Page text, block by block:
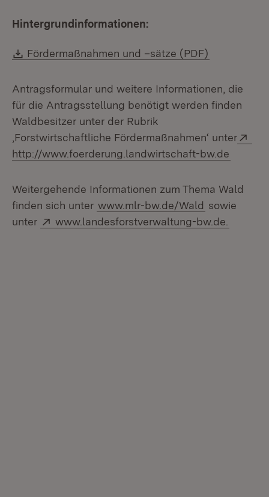
Hintergrundinformationen:
Download:
Fördermaßnahmen und –sätze (PDF)
Antragsformular und weitere Informationen, die
für die Antragsstellung benötigt werden finden
Waldbesitzer unter der Rubrik
‚Forstwirtschaftliche Fördermaßnahmen‘ unter
http://www.foerderung.landwirtschaft-bw.de
Weitergehende Informationen zum Thema Wald
finden sich unter www.mlr-bw.de/Wald sowie
unter
Extern:
www.landesforstverwaltung-bw.de.